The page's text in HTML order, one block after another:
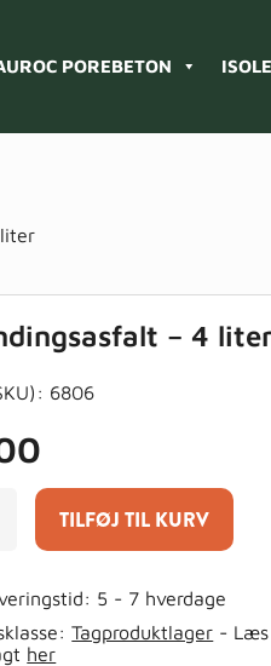
POREBETON
– 4
6806
TILFØJ TIL KURV
5 - 7 hverdage
Tagproduktlager - Læs
her